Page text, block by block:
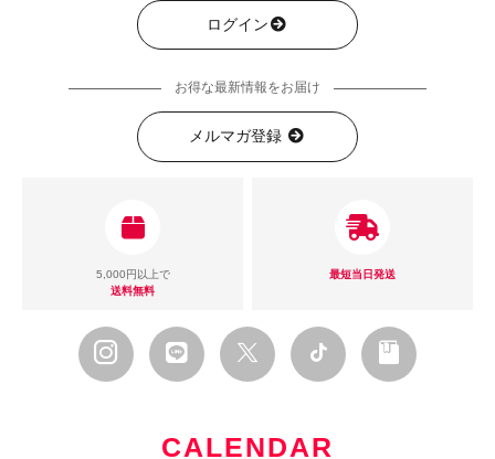
ログイン
お得な最新情報をお届け
メルマガ登録
5,000円以上で
送料無料
最短当日発送
CALENDAR